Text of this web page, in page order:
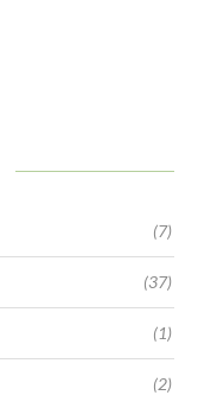
(7)
(37)
(1)
(2)